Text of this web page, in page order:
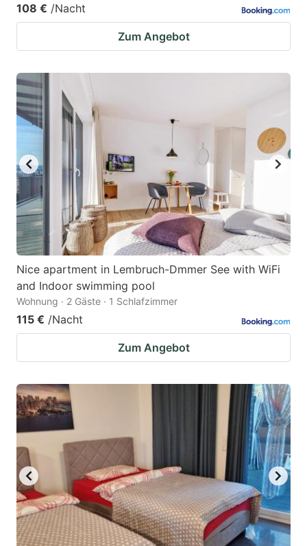
108 € /Nacht
Zum Angebot
Nice apartment in Lembruch-Dmmer See with WiFi
and Indoor swimming pool
Wohnung · 2 Gäste · 1 Schlafzimmer
115 € /Nacht
Zum Angebot